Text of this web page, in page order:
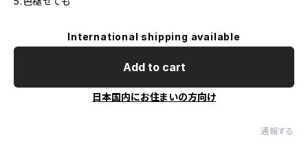
International shipping available
Add to cart
日本国内にお住まいの方向け
通報する